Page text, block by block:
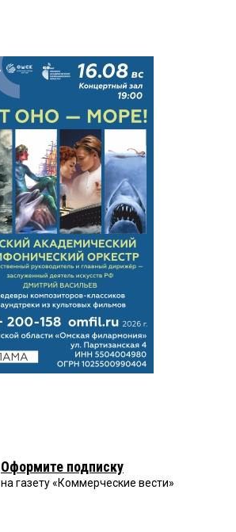
Оформите подписку
на газету «Коммерческие вести»